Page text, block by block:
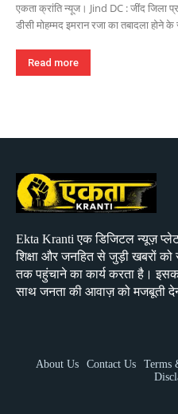
एकता क्रांति न्यूज। Jind DC : जींद जिला
डीसी मोहम्मद इमरान रजा का तबादला होने
Read more
Ekta Kranti एक डिजिटल न्यूज़
शिक्षा और जनहित से जुड़ी खबरों
तक पहुंचाने का कार्य करता है।
साथ जनता की आवाज़ को मजबूती
About Us Contact Us Terms